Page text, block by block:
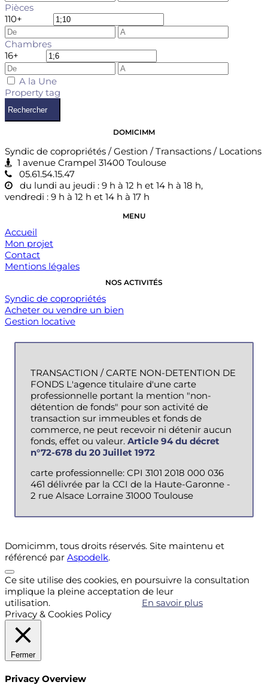
Pièces
110+
Chambres
16+
A la Une
Property tag
Rechercher
DOMICIMM
Syndic de copropriétés / Gestion / Transactions / Locations
1 avenue Crampel 31400 Toulouse
05.61.54.15.47
du lundi au jeudi : 9 h à 12 h et 14 h à 18 h,
vendredi : 9 h à 12 h et 14 h à 17 h
MENU
Accueil
Mon projet
Contact
Mentions légales
NOS ACTIVITÉS
Syndic de copropriétés
Acheter ou vendre un bien
Gestion locative
TRANSACTION / CARTE NON-DETENTION DE
FONDS L'agence titulaire d'une carte
professionnelle portant la mention "non-
détention de fonds" pour son activité de
transaction sur immeubles et fonds de
commerce, ne peut recevoir ni détenir aucun
fonds, effet ou valeur. Article 94 du décret
n°72-678 du 20 Juillet 1972
carte professionnelle: CPI 3101 2018 000 036
461 délivrée par la CCI de la Haute-Garonne -
2 rue Alsace Lorraine 31000 Toulouse
Domicimm, tous droits réservés. Site maintenu et
référencé par Aspodelk.
Ce site utilise des cookies, en poursuivre la consultation
implique la pleine acceptation de leur
utilisation.
En savoir plus
Privacy & Cookies Policy
Fermer
Privacy Overview